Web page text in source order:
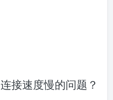
接速度慢的问题？